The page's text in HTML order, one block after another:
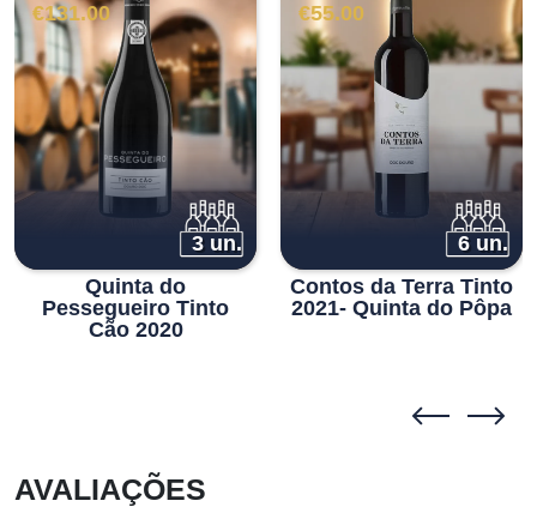
€131.00
3 un.
Quinta do
Pessegueiro Tinto
Cão 2020
€55.00
6 un.
Contos da Terra Tinto
2021- Quinta do Pôpa
AVALIAÇÕES